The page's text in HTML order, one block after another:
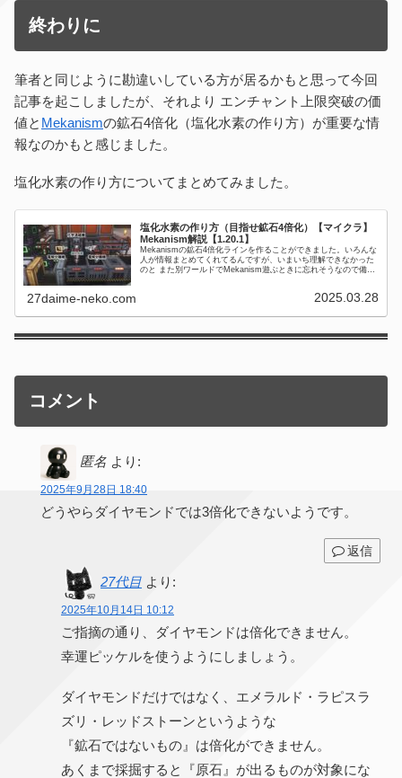
終わりに
筆者と同じように勘違いしている方が居るかもと思って今回
記事を起こしましたが、それより エンチャント上限突破の価
値と Mekanismの鉱石4倍化（塩化水素の作り方）が重要な情
報なのかもと感じました。
塩化水素の作り方についてまとめてみました。
塩化水素の作り方（目指せ鉱石4倍化）【マイクラ】
Mekanism解説【1.20.1】
Mekanismの鉱石4倍化ラインを作ることができました。いろんな
人が情報まとめてくれてるんですが、いまいち理解できなかった
のと また別ワールドでMekanism遊ぶときに忘れそうなので備忘
27daime-neko.com 2025.03.28
コメント
匿名 より:
2025年9月28日 18:40
どうやらダイヤモンドでは3倍化できないようです。
返信
27代目 より:
2025年10月14日 10:12
ご指摘の通り、ダイヤモンドは倍化できません。
幸運ピッケルを使うようにしましょう。
ダイヤモンドだけではなく、エメラルド・ラピスラ
ズリ・レッドストーンというような
『鉱石ではないもの』は倍化ができません。
あくまで採掘すると『原石』が出るものが対象にな